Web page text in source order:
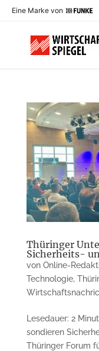
Eine Marke von
Thüringer
Sicherheits-
von Online-
Technologie,
Lesedauer: 2
sondieren
Thüringer Forum